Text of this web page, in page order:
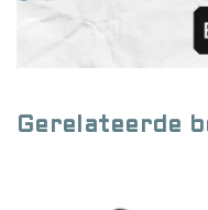
Gerelateerde